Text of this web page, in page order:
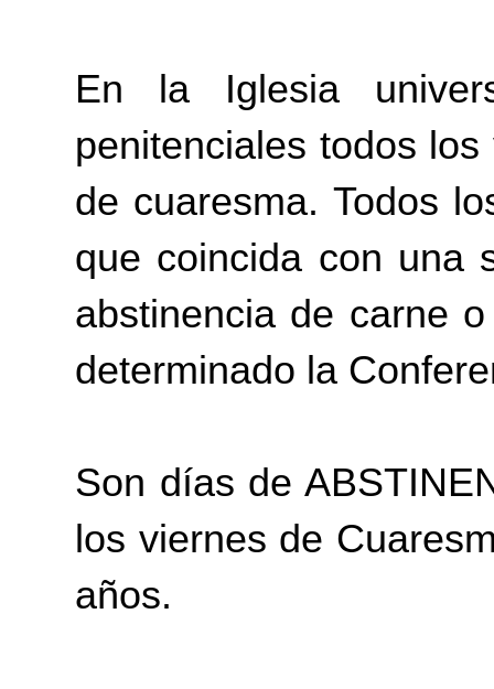
En la Iglesia
penitenciales todos
de cuaresma. Todos
que coincida con una
abstinencia de carne
determinado la
Son días de
los viernes de
años.